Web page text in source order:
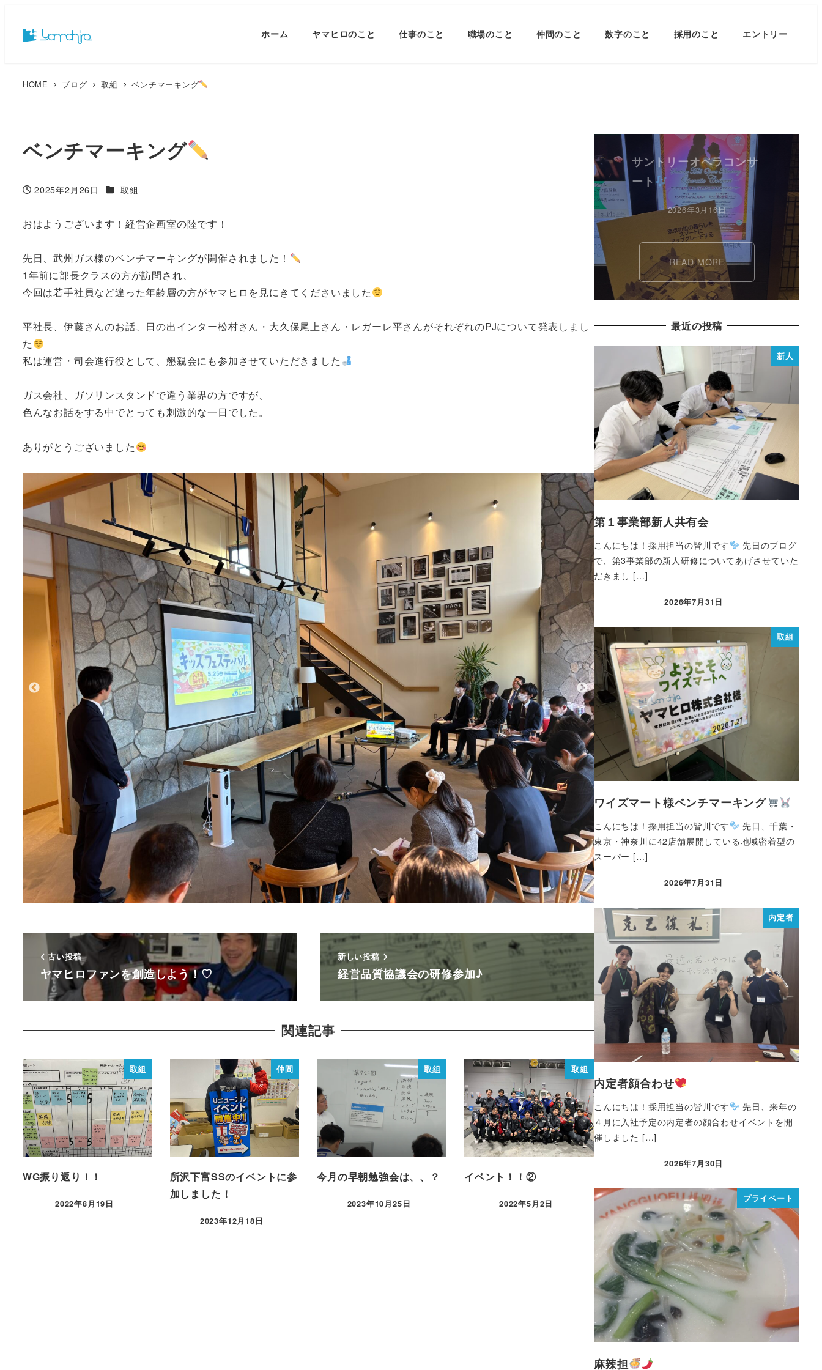
ホーム ヤマヒロのこと 仕事のこと 職場のこと 仲間のこと 数字のこと 採用のこと エントリー
HOME ブログ 取組 ベンチマーキング
ベンチマーキング
投稿日
2025年2月26日 カテゴリー
取組
おはようございます！経営企画室の陸です！
先日、武州ガス様のベンチマーキングが開催されました！
1年前に部長クラスの方が訪問され、
今回は若手社員など違った年齢層の方がヤマヒロを見にきてくださいました
平社長、伊藤さんのお話、日の出インター松村さん・大久保尾上さん・レガーレ平さんがそれぞれのPJについて発表しまし
た
私は運営・司会進行役として、懇親会にも参加させていただきました
ガス会社、ガソリンスタンドで違う業界の方ですが、
色んなお話をする中でとっても刺激的な一日でした。
ありがとうございました
古い投稿
ヤマヒロファンを創造しよう！♡
新しい投稿
経営品質協議会の研修参加♪
関連記事
取組
WG振り返り！！
2022年8月19日
仲間
所沢下富SSのイベントに参
加しました！
2023年12月18日
取組
今月の早朝勉強会は、、？
2023年10月25日
取組
イベント！！②
2022年5月2日
サントリーオペラコンサ
ート
2026年3月16日
READ MORE
最近の投稿
新人
第１事業部新人共有会
こんにちは！採用担当の皆川です
先日のブログ
で、第3事業部の新人研修についてあげさせていた
だきまし […]
2026年7月31日
取組
ワイズマート様ベンチマーキング
こんにちは！採用担当の皆川です
先日、千葉・
東京・神奈川に42店舗展開している地域密着型の
スーパー […]
2026年7月31日
内定者
内定者顔合わせ
こんにちは！採用担当の皆川です
先日、来年の
４月に入社予定の内定者の顔合わせイベントを開
催しました […]
2026年7月30日
プライベート
麻辣担